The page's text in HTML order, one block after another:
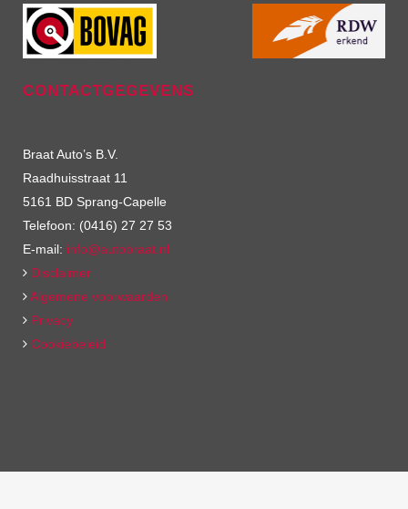
CONTACTGEGEVENS
Braat Auto’s B.V.
Raadhuisstraat 11
5161 BD Sprang-Capelle
Telefoon: (0416) 27 27 53
E-mail: info@autobraat.nl
Disclaimer
Algemene voorwaarden
Privacy
Cookiebeleid